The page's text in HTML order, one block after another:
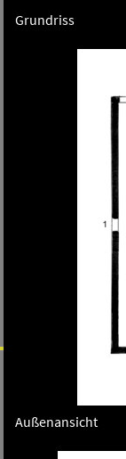
Grundriss
Außenansicht